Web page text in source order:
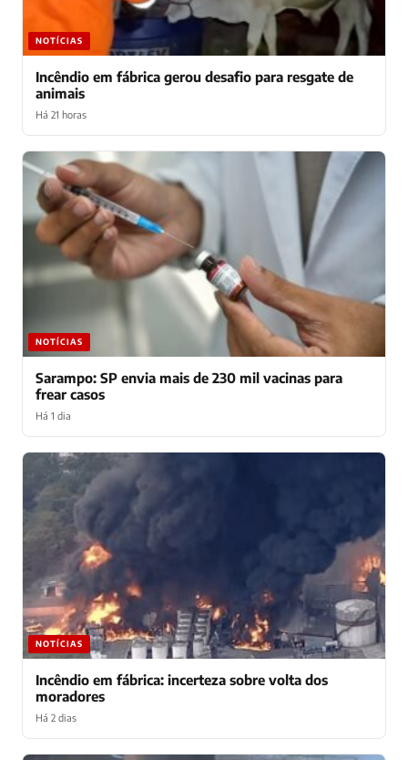
NOTÍCIAS
Incêndio em fábrica gerou desafio para resgate de
animais
Há 21 horas
NOTÍCIAS
Sarampo: SP envia mais de 230 mil vacinas para
frear casos
Há 1 dia
NOTÍCIAS
Incêndio em fábrica: incerteza sobre volta dos
moradores
Há 2 dias